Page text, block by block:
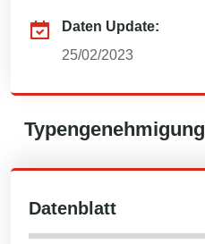
Daten Update:
25/02/2023
Typengenehmigung
Datenblatt